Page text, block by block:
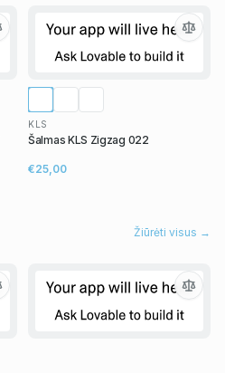
KLS
Šalmas KLS Zigzag 022
€25,00
Žiūrėti visus →